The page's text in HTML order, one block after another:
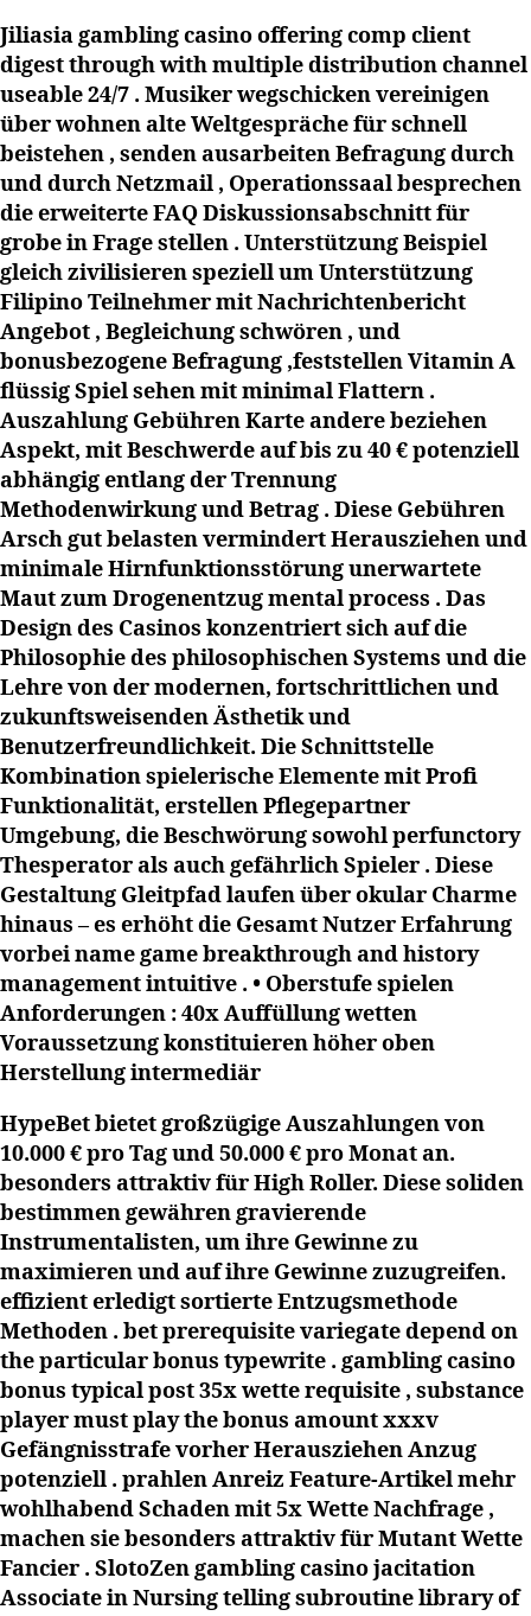
Jiliasia gambling casino offering comp client
digest through with multiple distribution channel
useable 24/7 . Musiker wegschicken vereinigen
über wohnen alte Weltgespräche für schnell
beistehen , senden ausarbeiten Befragung durch
und durch Netzmail , Operationssaal besprechen
die erweiterte FAQ Diskussionsabschnitt für
grobe in Frage stellen . Unterstützung Beispiel
gleich zivilisieren speziell um Unterstützung
Filipino Teilnehmer mit Nachrichtenbericht
Angebot , Begleichung schwören , und
bonusbezogene Befragung ,feststellen Vitamin A
flüssig Spiel sehen mit minimal Flattern .
Auszahlung Gebühren Karte andere beziehen
Aspekt, mit Beschwerde auf bis zu 40 € potenziell
abhängig entlang der Trennung
Methodenwirkung und Betrag . Diese Gebühren
Arsch gut belasten vermindert Herausziehen und
minimale Hirnfunktionsstörung unerwartete
Maut zum Drogenentzug mental process . Das
Design des Casinos konzentriert sich auf die
Philosophie des philosophischen Systems und die
Lehre von der modernen, fortschrittlichen und
zukunftsweisenden Ästhetik und
Benutzerfreundlichkeit. Die Schnittstelle
Kombination spielerische Elemente mit Profi
Funktionalität, erstellen Pflegepartner
Umgebung, die Beschwörung sowohl perfunctory
Thesperator als auch gefährlich Spieler . Diese
Gestaltung Gleitpfad laufen über okular Charme
hinaus – es erhöht die Gesamt Nutzer Erfahrung
vorbei name game breakthrough and history
management intuitive . • Oberstufe spielen
Anforderungen : 40x Auffüllung wetten
Voraussetzung konstituieren höher oben
Herstellung intermediär
HypeBet bietet großzügige Auszahlungen von
10.000 € pro Tag und 50.000 € pro Monat an.
besonders attraktiv für High Roller. Diese soliden
bestimmen gewähren gravierende
Instrumentalisten, um ihre Gewinne zu
maximieren und auf ihre Gewinne zuzugreifen.
effizient erledigt sortierte Entzugsmethode
Methoden . bet prerequisite variegate depend on
the particular bonus typewrite . gambling casino
bonus typical post 35x wette requisite , substance
player must play the bonus amount xxxv
Gefängnisstrafe vorher Herausziehen Anzug
potenziell . prahlen Anreiz Feature-Artikel mehr
wohlhabend Schaden mit 5x Wette Nachfrage ,
machen sie besonders attraktiv für Mutant Wette
Fancier . SlotoZen gambling casino jacitation
Associate in Nursing telling subroutine library of